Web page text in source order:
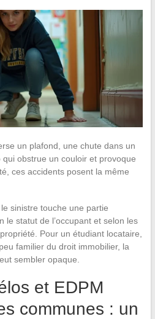
un plafond, une chute dans un
obstrue un couloir et provoque
ces accidents posent la même
sinistre touche une partie
le statut de l’occupant et selon les
Pour un étudiant locataire,
familier du droit immobilier, la
sembler opaque.
et EDPM
communes : un